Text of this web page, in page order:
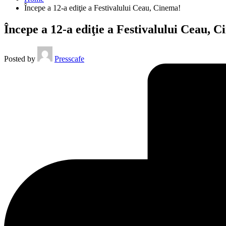
Începe a 12-a ediţie a Festivalului Ceau, Cinema!
Începe a 12-a ediţie a Festivalului Ceau,
Posted by Presscafe